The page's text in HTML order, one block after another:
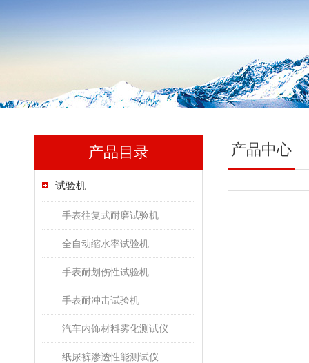
产品目录
试验机
手表往复式耐磨试验机
全自动缩水率试验机
手表耐划伤性试验机
手表耐冲击试验机
汽车内饰材料雾化测试仪
纸尿裤渗透性能测试仪
产品中心